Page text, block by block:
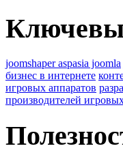
joomshaper aspasia joomla
бизнес в интернете
игровых аппаратов
производителей